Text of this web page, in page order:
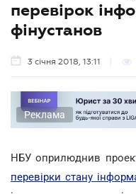
перевірок
фінустанов
3 січня 2018, 13:11
Реклама
НБУ оприлюднив
перевірки стану